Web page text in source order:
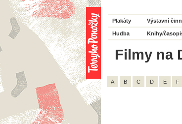
Plakáty Výstavní
Hudba Knihy/
Filmy na
A B C D E F